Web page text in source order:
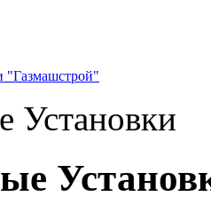
"Газмашстрой"
Установки